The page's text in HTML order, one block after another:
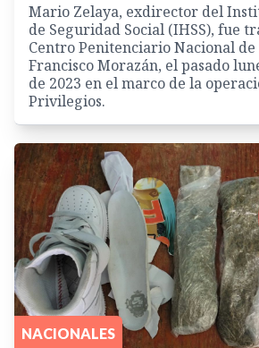
Mario Zelaya, exdirector del
de Seguridad Social (IHSS), fue
Centro Penitenciario Nacional
Francisco Morazán, el pasado
de 2023 en el marco de la
Privilegios.
NACIONALES